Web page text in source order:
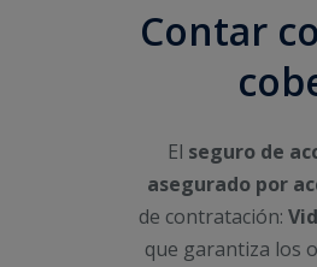
Contar
El seguro de
asegurado por
de contratación:
que garantiza los